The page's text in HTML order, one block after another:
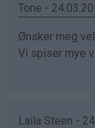
Tone -
Ønsker meg
Vi spiser mye
Laila Steen -